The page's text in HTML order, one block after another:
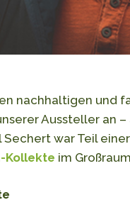
nachhaltigen und
Aussteller an
Sechert war Teil
Kollekte im